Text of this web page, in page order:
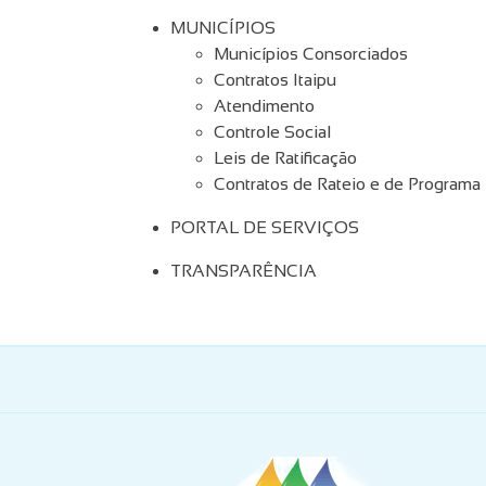
MUNICÍPIOS
Municípios Consorciados
Contratos Itaipu
Atendimento
Controle Social
Leis de Ratificação
Contratos de Rateio e de Programa
PORTAL DE SERVIÇOS
TRANSPARÊNCIA